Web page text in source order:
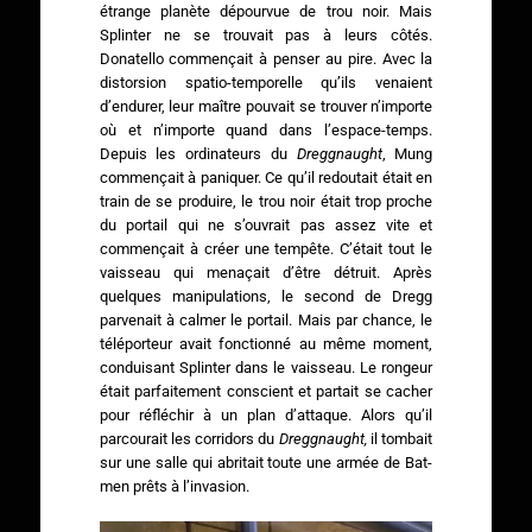
étrange planète dépourvue de trou noir. Mais
Splinter ne se trouvait pas à leurs côtés.
Donatello commençait à penser au pire. Avec la
distorsion spatio-temporelle qu’ils venaient
d’endurer, leur maître pouvait se trouver n’importe
où et n’importe quand dans l’espace-temps.
Depuis les ordinateurs du Dreggnaught, Mung
commençait à paniquer. Ce qu’il redoutait était en
train de se produire, le trou noir était trop proche
du portail qui ne s’ouvrait pas assez vite et
commençait à créer une tempête. C’était tout le
vaisseau qui menaçait d’être détruit. Après
quelques manipulations, le second de Dregg
parvenait à calmer le portail. Mais par chance, le
téléporteur avait fonctionné au même moment,
conduisant Splinter dans le vaisseau. Le rongeur
était parfaitement conscient et partait se cacher
pour réfléchir à un plan d’attaque. Alors qu’il
parcourait les corridors du Dreggnaught, il tombait
sur une salle qui abritait toute une armée de Bat-
men prêts à l’invasion.